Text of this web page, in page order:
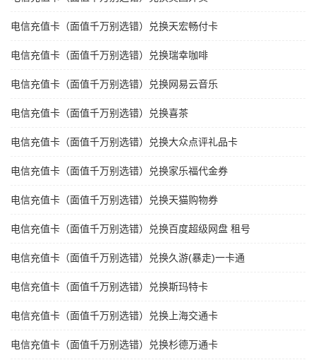
电信充值卡（面值千万别选错）兑换天宏畅付卡
电信充值卡（面值千万别选错）兑换瑞幸咖啡
电信充值卡（面值千万别选错）兑换网易云音乐
电信充值卡（面值千万别选错）兑换喜茶
电信充值卡（面值千万别选错）兑换大众点评礼品卡
电信充值卡（面值千万别选错）兑换家乐福代金券
电信充值卡（面值千万别选错）兑换天猫购物券
电信充值卡（面值千万别选错）兑换百度超级网盘 租号
电信充值卡（面值千万别选错）兑换久游(暴走)一卡通
电信充值卡（面值千万别选错）兑换斯玛特卡
电信充值卡（面值千万别选错）兑换上海交通卡
电信充值卡（面值千万别选错）兑换杉德万通卡